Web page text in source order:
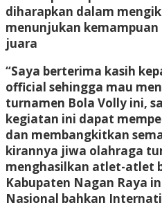
diharapkan dalam
menunjukan kemampuan
juara
“Saya berterima kasih
official sehingga mau
turnamen Bola Volly ini,
kegiatan ini dapat
dan membangkitkan
kirannya jiwa olahraga
menghasilkan atlet-atlet
Kabupaten Nagan Raya
Nasional bahkan